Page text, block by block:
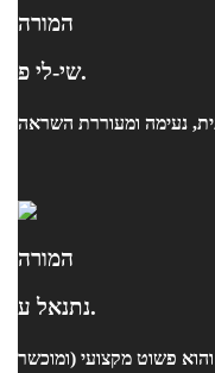
המורה
שי-לי פ.
המורה
נתנאל ע.
פשוט מקצועי (ומוכשר